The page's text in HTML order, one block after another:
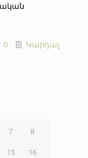
0 Կարդալ
7 8
15 16